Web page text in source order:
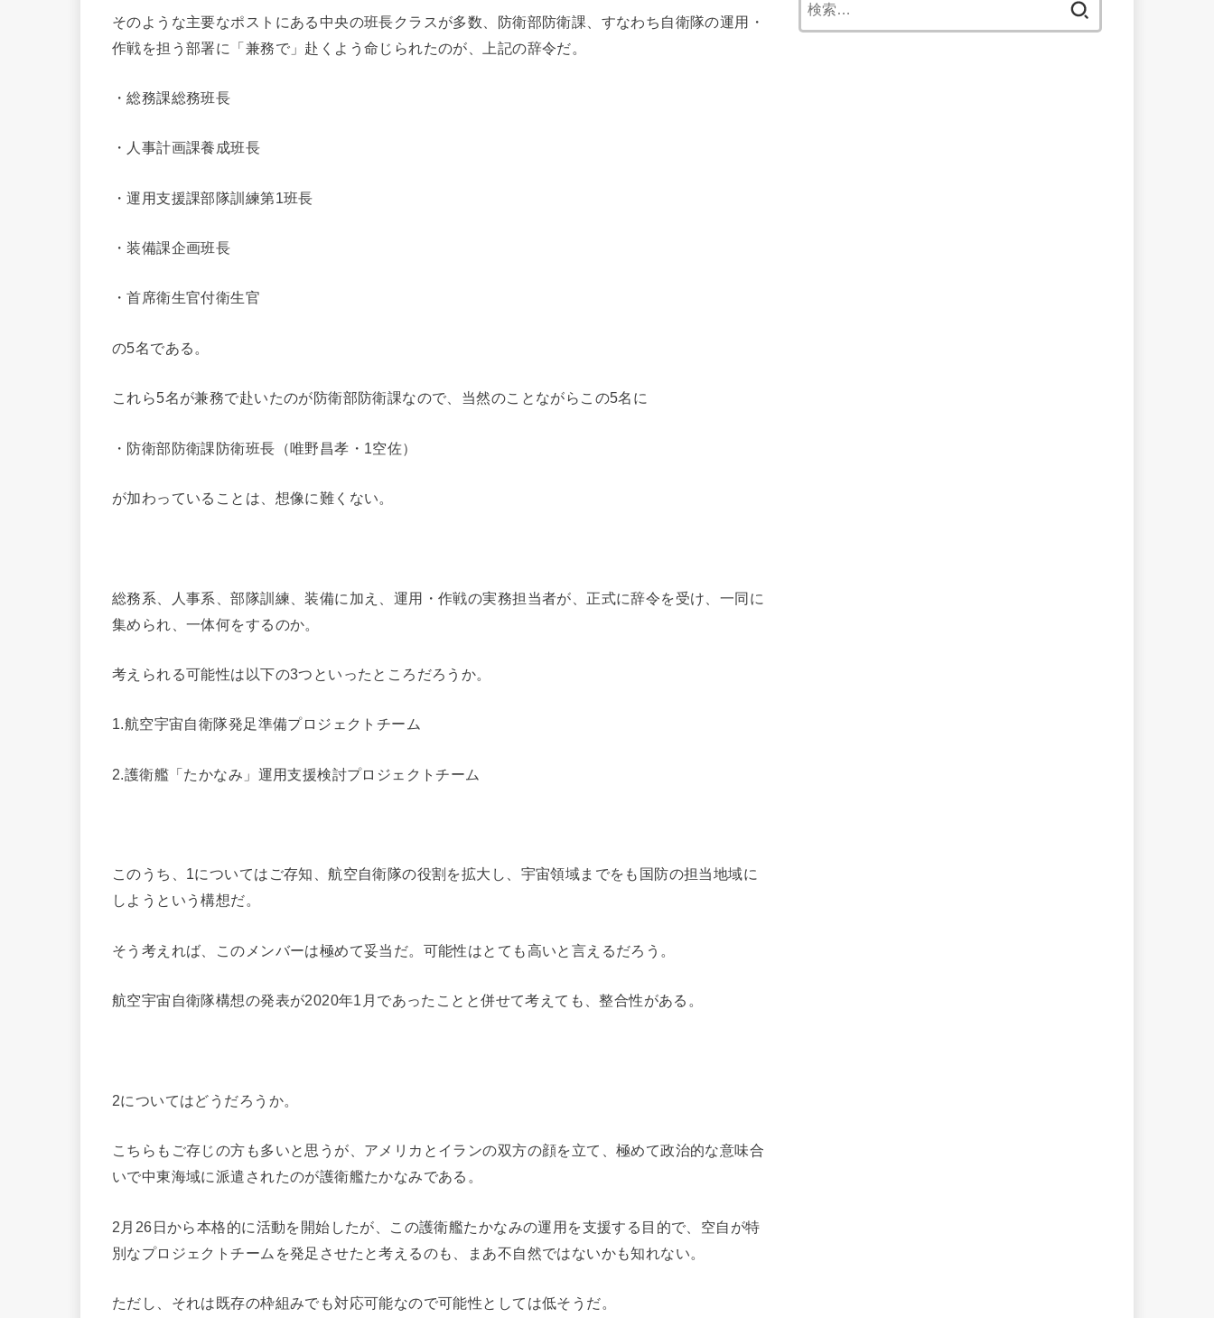
そのような主要なポストにある中央の班長クラスが多数、防衛部防衛課、すなわち自衛隊の運用・
作戦を担う部署に「兼務で」赴くよう命じられたのが、上記の辞令だ。
・総務課総務班長
・人事計画課養成班長
・運用支援課部隊訓練第1班長
・装備課企画班長
・首席衛生官付衛生官
の5名である。
これら5名が兼務で赴いたのが防衛部防衛課なので、当然のことながらこの5名に
・防衛部防衛課防衛班長（唯野昌孝・1空佐）
が加わっていることは、想像に難くない。
総務系、人事系、部隊訓練、装備に加え、運用・作戦の実務担当者が、正式に辞令を受け、一同に
集められ、一体何をするのか。
考えられる可能性は以下の3つといったところだろうか。
1.航空宇宙自衛隊発足準備プロジェクトチーム
2.護衛艦「たかなみ」運用支援検討プロジェクトチーム
このうち、1についてはご存知、航空自衛隊の役割を拡大し、宇宙領域までをも国防の担当地域に
しようという構想だ。
そう考えれば、このメンバーは極めて妥当だ。可能性はとても高いと言えるだろう。
航空宇宙自衛隊構想の発表が2020年1月であったことと併せて考えても、整合性がある。
2についてはどうだろうか。
こちらもご存じの方も多いと思うが、アメリカとイランの双方の顔を立て、極めて政治的な意味合
いで中東海域に派遣されたのが護衛艦たかなみである。
2月26日から本格的に活動を開始したが、この護衛艦たかなみの運用を支援する目的で、空自が特
別なプロジェクトチームを発足させたと考えるのも、まあ不自然ではないかも知れない。
ただし、それは既存の枠組みでも対応可能なので可能性としては低そうだ。